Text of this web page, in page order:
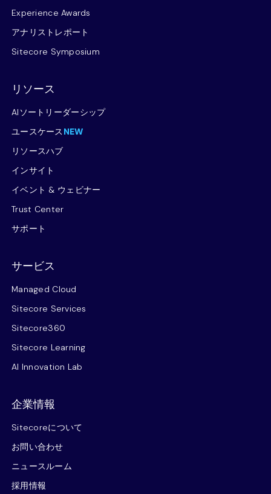
Experience Awards
アナリストレポート
Sitecore Symposium
リソース
AIソートリーダーシップ
ユースケース NEW
リソースハブ
インサイト
イベント & ウェビナー
Trust Center
サポート
サービス
Managed Cloud
Sitecore Services
Sitecore360
Sitecore Learning
AI Innovation Lab
企業情報
Sitecoreについて
お問い合わせ
ニュースルーム
採用情報